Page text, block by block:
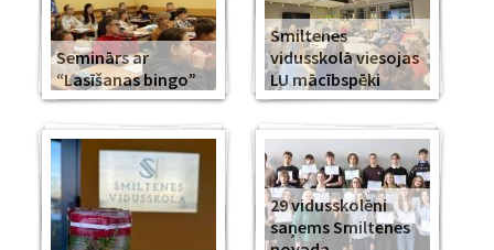
Seminārs ar
“Lasīšanas bingo”
Smiltenes
vidusskolā viesojas
LU mācībspēki
29 vidusskolēni
saņems Smiltenes